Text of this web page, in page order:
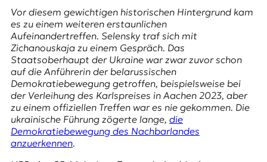
o
m
p
e
t
e
n
z
z
u
O
s
Vor diesem gewichtigen historischen Hintergrund kam
es zu einem weiteren erstaunlichen
Aufeinandertreffen. Selensky traf sich mit
Zichanouskaja zu einem Gespräch. Das
Staatsoberhaupt der Ukraine war zwar zuvor schon
auf die Anführerin der belarussischen
Demokratiebewegung getroffen, beispielsweise bei
der Verleihung des Karlspreises in Aachen 2023, aber
zu einem offiziellen Treffen war es nie gekommen. Die
ukrainische Führung zögerte lange, die
Demokratiebewegung des Nachbarlandes
anzuerkennen.